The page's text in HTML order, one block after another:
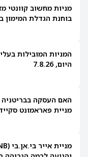
מניות מחשוב קוונטי
בוחנת הגדלת המימון ב-
היום, 7.8.26
האם העסקה
מניית פאראמונט